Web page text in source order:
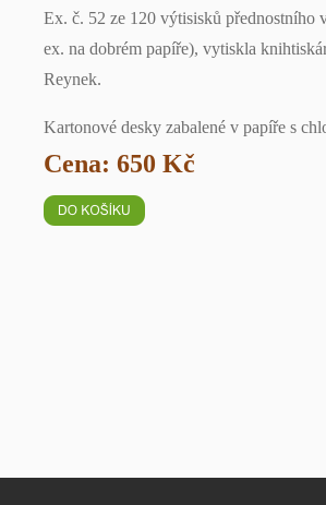
Ex. č. 52 ze 120 výtisisků přednostního
ex. na dobrém papíře), vytiskla
Reynek.
Kartonové desky zabalené v papíře s
Cena: 650 Kč